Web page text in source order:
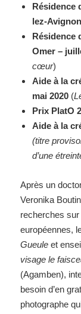
Résidence
lez-
Résidence
Omer –
cœur)
Aide à la
mai 2020 (
Prix PlatO
Aide à la
(titre
d’une
Après un
Veronika
recherches
européennes,
Gueuleet
visage le
(Agamben),
besoin d’en
photographe